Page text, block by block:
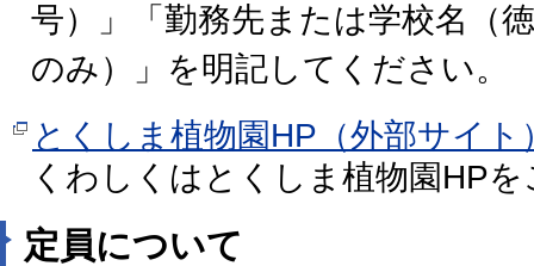
号）」「勤務先または学校名（
のみ）」を明記してください。
とくしま植物園HP（外部サイト
くわしくはとくしま植物園HP
定員について